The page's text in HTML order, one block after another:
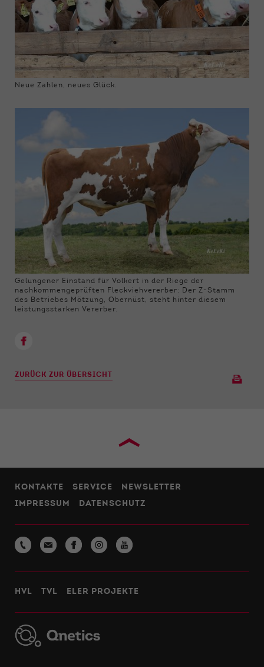
Neue Zahlen, neues Glück.
Gelungener Einstand für Volkert in der Riege der
nachkommengeprüften Fleckviehvererber: Der Z-Stamm
des Betriebes Mötzung, Obernüst, steht hinter diesem
leistungsstarken Vererber.
ZURÜCK ZUR ÜBERSICHT
›
KONTAKTE SERVICE
NEWSLETTER
IMPRESSUM
DATENSCHUTZ
HVL TVL ELER PROJEKTE